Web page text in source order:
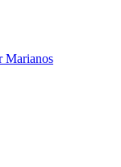
Marianos